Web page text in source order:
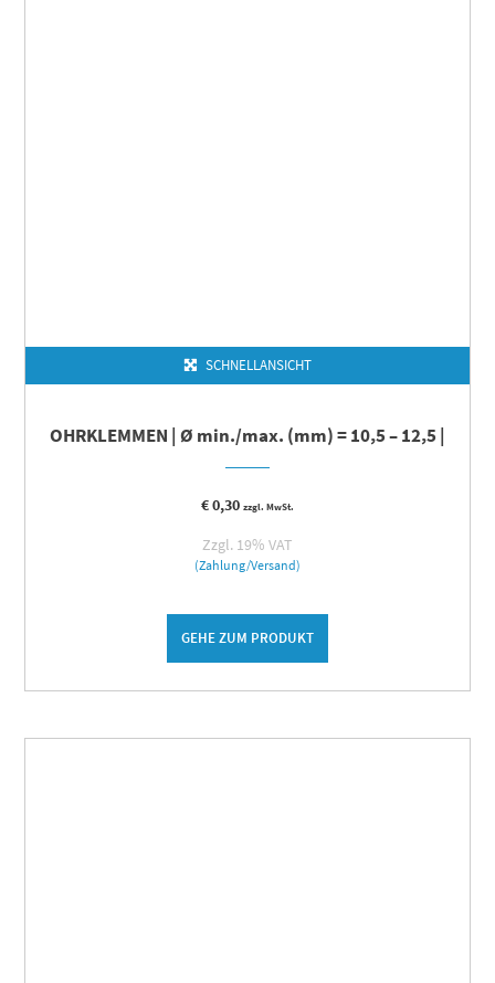
SCHNELLANSICHT
OHRKLEMMEN | Ø min./max. (mm) = 10,5 – 12,5 |
€0,30 zzgl. MwSt.
Zzgl. 19% VAT
(Zahlung/Versand)
GEHE ZUM PRODUKT